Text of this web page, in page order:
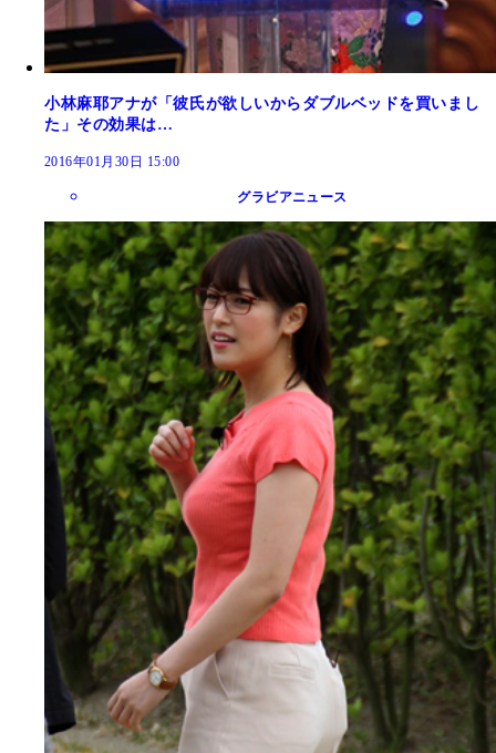
小林麻耶アナが「彼氏が欲しいからダブルベッドを買いまし
た」その効果は…
2016年01月30日 15:00
グラビアニュース